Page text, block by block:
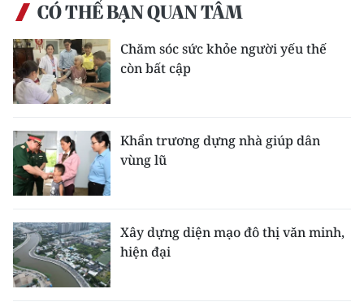
FRANÇAIS
РУССКИЙ
ESPAÑOL
한국어
CÓ THỂ BẠN QUAN TÂM
Chăm sóc sức khỏe người yếu thế
còn bất cập
Khẩn trương dựng nhà giúp dân
vùng lũ
Xây dựng diện mạo đô thị văn minh,
hiện đại